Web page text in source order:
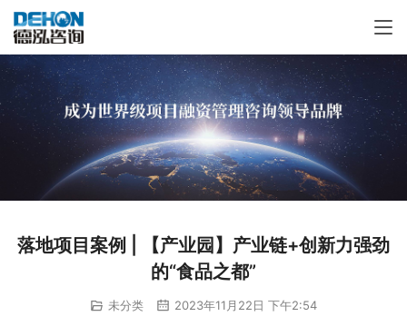
落地项目案例 | 【产业园】产业链+创新力强劲
的“食品之都”
未分类 2023年11月22日 下午2:54